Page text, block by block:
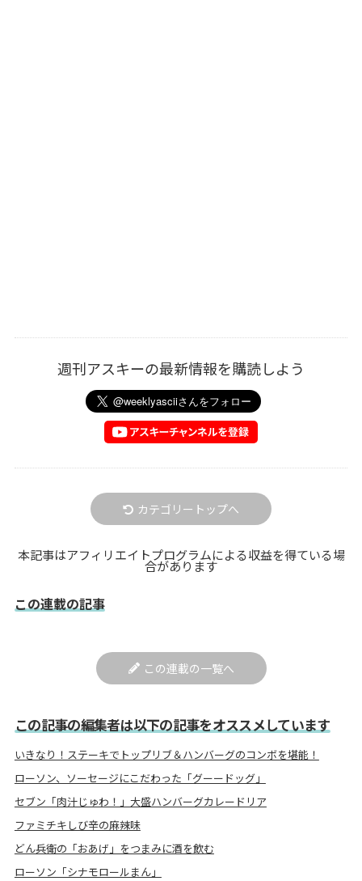
週刊アスキーの最新情報を購読しよう
カテゴリートップへ
本記事はアフィリエイトプログラムによる収益を得ている場
合があります
この連載の記事
この連載の一覧へ
この記事の編集者は以下の記事をオススメしています
いきなり！ステーキでトップリブ＆ハンバーグのコンボを堪能！
ローソン、ソーセージにこだわった「グーードッグ」
セブン「肉汁じゅわ！」大盛ハンバーグカレードリア
ファミチキしび辛の麻辣味
どん兵衛の「おあげ」をつまみに酒を飲む
ローソン「シナモロールまん」